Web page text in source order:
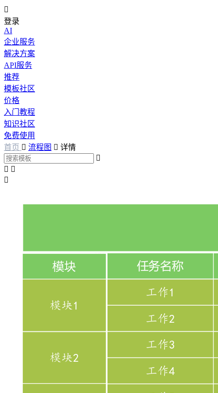

登录
AI
企业服务
解决方案
API服务
推荐
模板社区
价格
入门教程
知识社区
免费使用
首页  流程图  详情

 
